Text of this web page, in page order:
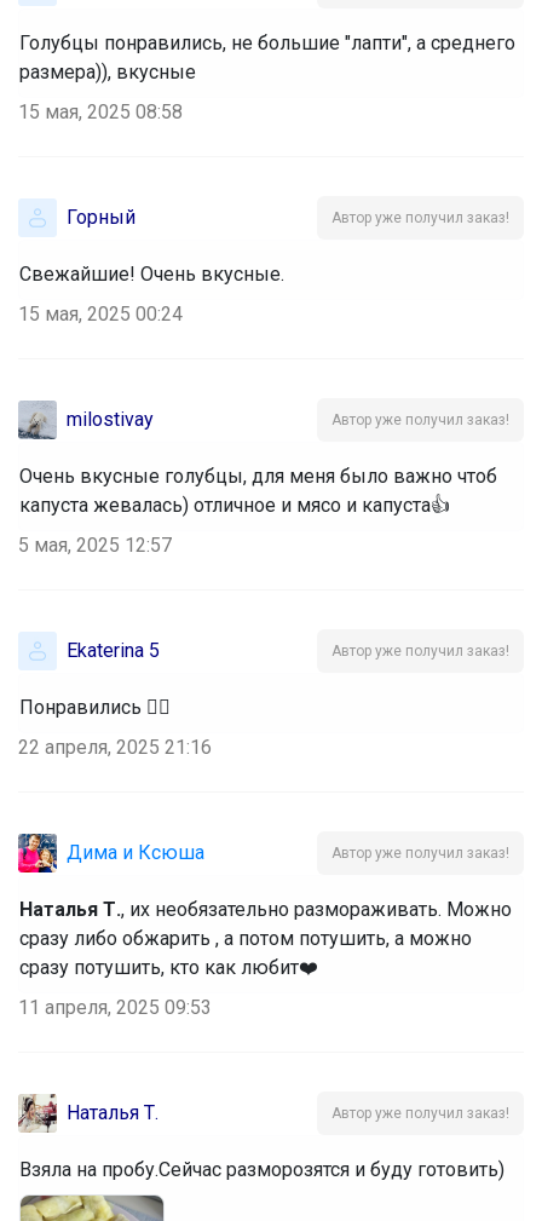
Голубцы понравились, не большие "лапти", а среднего
размера)), вкусные
15 мая, 2025 08:58
Горный Автор уже получил заказ!
Свежайшие! Очень вкусные.
15 мая, 2025 00:24
milostivay Автор уже получил заказ!
Очень вкусные голубцы, для меня было важно чтоб
капуста жевалась) отличное и мясо и капуста👍
5 мая, 2025 12:57
Ekaterina 5 Автор уже получил заказ!
Понравились 👍🏻
22 апреля, 2025 21:16
Дима и Ксюша Автор уже получил заказ!
Наталья Т., их необязательно размораживать. Можно
сразу либо обжарить , а потом потушить, а можно
сразу потушить, кто как любит❤️
11 апреля, 2025 09:53
Наталья Т. Автор уже получил заказ!
Взяла на пробу.Сейчас разморозятся и буду готовить)